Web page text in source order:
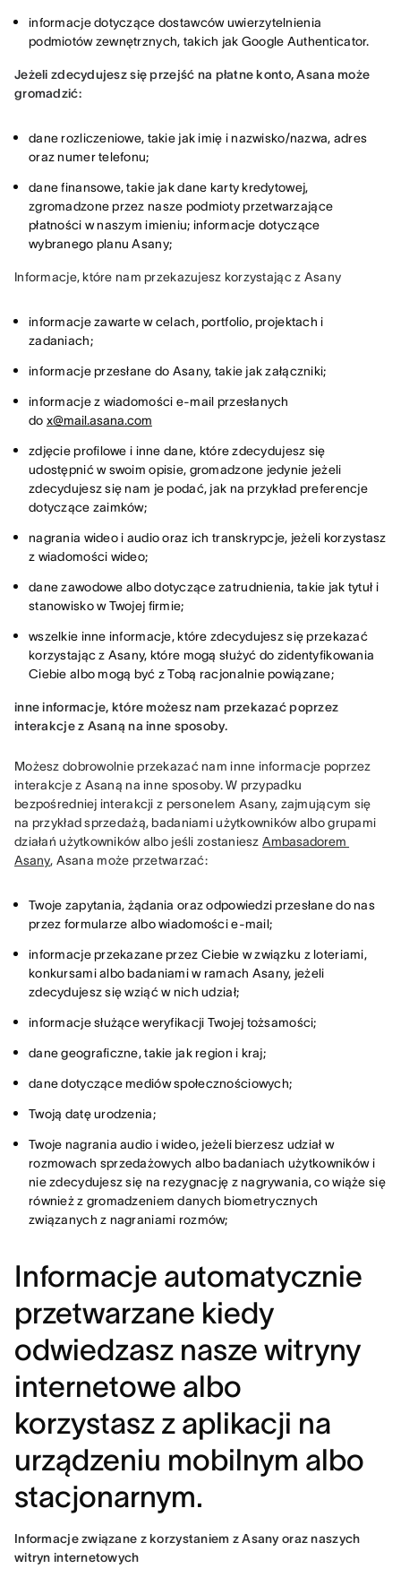
informacje dotyczące dostawców uwierzytelnienia
podmiotów zewnętrznych, takich jak Google Authenticator.
Jeżeli zdecydujesz się przejść na płatne konto, Asana może
gromadzić:
dane rozliczeniowe, takie jak imię i nazwisko/nazwa, adres
oraz numer telefonu;
dane finansowe, takie jak dane karty kredytowej,
zgromadzone przez nasze podmioty przetwarzające
płatności w naszym imieniu; informacje dotyczące
wybranego planu Asany;
Informacje, które nam przekazujesz korzystając z Asany
informacje zawarte w celach, portfolio, projektach i
zadaniach;
informacje przesłane do Asany, takie jak załączniki;
informacje z wiadomości e-mail przesłanych
do x@mail.asana.com
zdjęcie profilowe i inne dane, które zdecydujesz się
udostępnić w swoim opisie, gromadzone jedynie jeżeli
zdecydujesz się nam je podać, jak na przykład preferencje
dotyczące zaimków;
nagrania wideo i audio oraz ich transkrypcje, jeżeli korzystasz
z wiadomości wideo;
dane zawodowe albo dotyczące zatrudnienia, takie jak tytuł i
stanowisko w Twojej firmie;
wszelkie inne informacje, które zdecydujesz się przekazać
korzystając z Asany, które mogą służyć do zidentyfikowania
Ciebie albo mogą być z Tobą racjonalnie powiązane;
inne informacje, które możesz nam przekazać poprzez
interakcje z Asaną na inne sposoby.
Możesz dobrowolnie przekazać nam inne informacje poprzez
interakcje z Asaną na inne sposoby. W przypadku
bezpośredniej interakcji z personelem Asany, zajmującym się
na przykład sprzedażą, badaniami użytkowników albo grupami
działań użytkowników albo jeśli zostaniesz Ambasadorem
Asany, Asana może przetwarzać:
Twoje zapytania, żądania oraz odpowiedzi przesłane do nas
przez formularze albo wiadomości e-mail;
informacje przekazane przez Ciebie w związku z loteriami,
konkursami albo badaniami w ramach Asany, jeżeli
zdecydujesz się wziąć w nich udział;
informacje służące weryfikacji Twojej tożsamości;
dane geograficzne, takie jak region i kraj;
dane dotyczące mediów społecznościowych;
Twoją datę urodzenia;
Twoje nagrania audio i wideo, jeżeli bierzesz udział w
rozmowach sprzedażowych albo badaniach użytkowników i
nie zdecydujesz się na rezygnację z nagrywania, co wiąże się
również z gromadzeniem danych biometrycznych
związanych z nagraniami rozmów;
Informacje automatycznie
przetwarzane kiedy
odwiedzasz nasze witryny
internetowe albo
korzystasz z aplikacji na
urządzeniu mobilnym albo
stacjonarnym.
Informacje związane z korzystaniem z Asany oraz naszych
witryn internetowych